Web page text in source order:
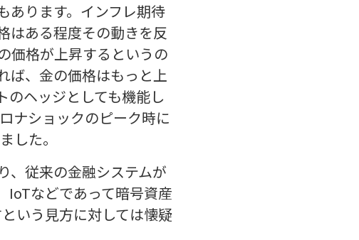
あります。インフレ期待
はある程度その動きを反
価格が上昇するというの
ば、金の価格はもっと上
のヘッジとしても機能し
ナショックのピーク時に
した。
、従来の金融システムが
IoTなどであって暗号資産
いう見方に対しては懐疑